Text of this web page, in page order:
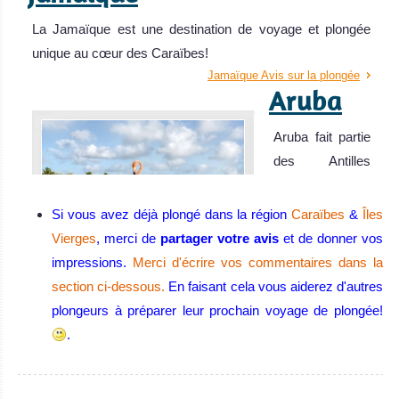
La Jamaïque est une destination de voyage et plongée
unique au cœur des Caraïbes!
Jamaïque Avis sur la plongée
Aruba
Aruba fait partie
des Antilles
ces îles au
climat de rêve
situées dans la
Mer des
Caraïbes.
Cuba
Si vous avez déjà plongé dans la régionCaraïbes & Îles
Vierges, merci de partager votre avis et de donner vos
impressions. Merci d'écrire vos commentaires dans la
section ci-dessous. En faisant cela vous aiderez d'autres
plongeurs à préparer leur prochain voyage de plongée!
.